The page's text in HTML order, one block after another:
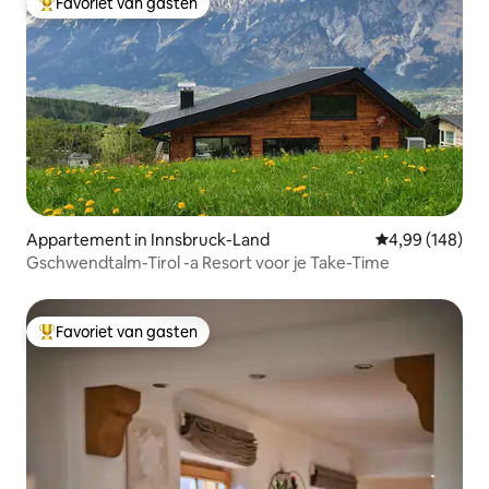
Topfavoriet van gasten
Appartement in Innsbruck-Land Gemiddelde
4,99 (148)
Gschwendtalm-Tirol -a Resort voor je Take-Time
Topfavoriet van gasten
Favoriet van gasten